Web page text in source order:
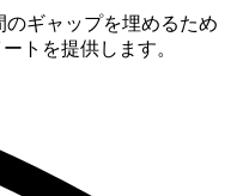
のギャップを埋めるため
トを提供します。